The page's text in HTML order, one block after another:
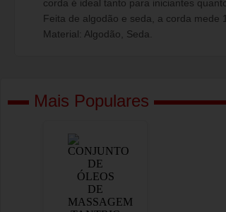
corda é ideal tanto para iniciantes
Feita de algodão e seda, a corda mede
Material: Algodão, Seda.
Mais Populares